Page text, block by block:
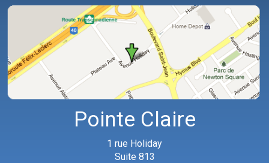
Pointe Claire
1 rue Holiday
Suite 813